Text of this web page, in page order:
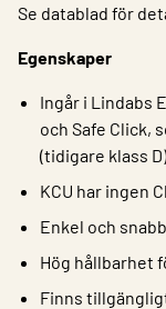
Se datablad för
Egenskaper
Ingår i Lindabs
och Safe Click,
(tidigare klass D)
KCU har ingen
Enkel och
Hög hållbarhet
Finns